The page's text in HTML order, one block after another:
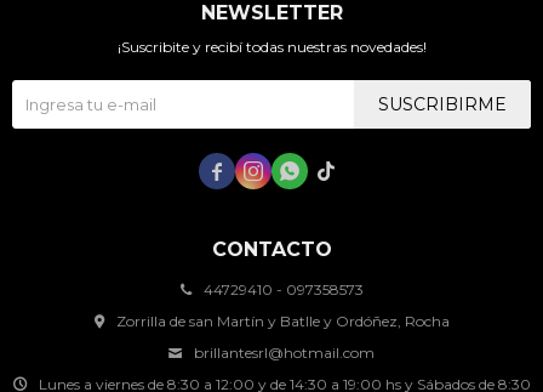
CONTACTO
44729410 - 097358573
Zorrilla de san Martín y Batlle y Ordóñez, Rocha
brillantesrl@hotmail.com
Lunes a viernes de 8:30 a 12:00 y de 14:30 a 19:00 hs y Sábados de 8:30
NEWSLETTER
¡Suscribite y recibí todas nuestras novedades!
SUSCRIBIRME
   